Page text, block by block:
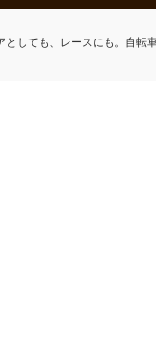
しても、レースにも。自転